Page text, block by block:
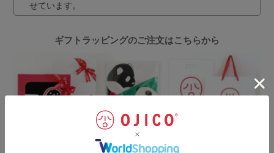
せています。
ギフトラッピングのご注文はこちらから